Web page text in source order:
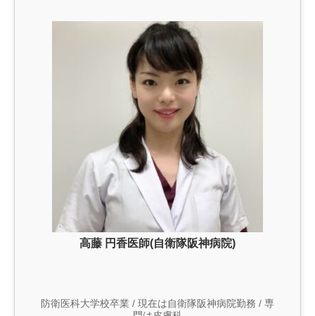
高藤 円香医師(自衛隊阪神病院)
防衛医科大学校卒業 / 現在は自衛隊阪神病院勤務 / 専